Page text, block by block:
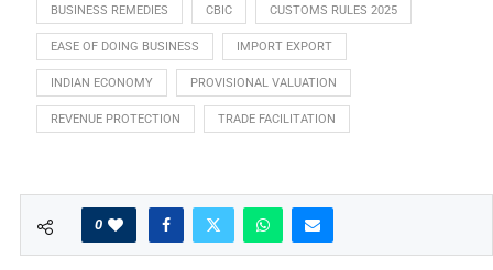
BUSINESS REMEDIES CBIC CUSTOMS RULES 2025
EASE OF DOING BUSINESS IMPORT EXPORT
INDIAN ECONOMY PROVISIONAL VALUATION
REVENUE PROTECTION TRADE FACILITATION
0